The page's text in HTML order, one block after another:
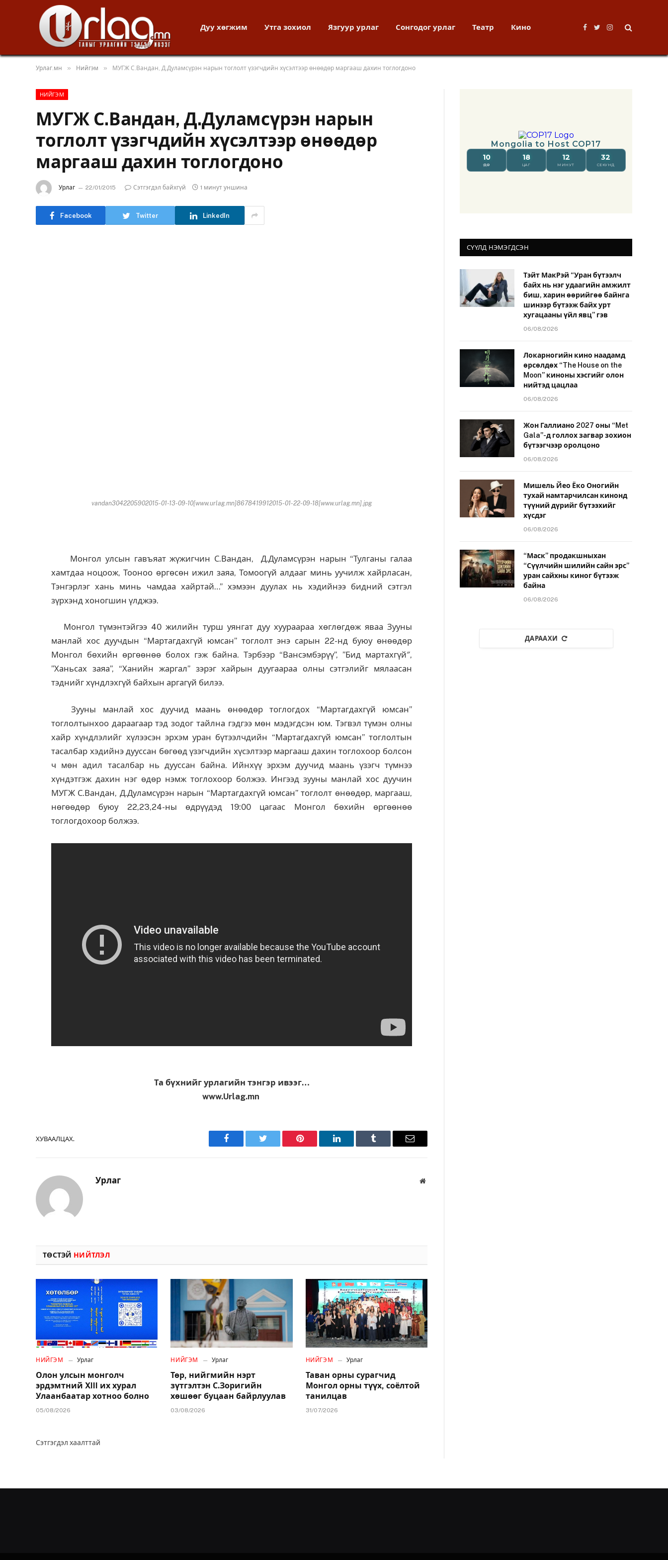
Дуу хөгжим Утга зохиол Язгуур урлаг Сонгодог урлаг Театр Кино
Facebook
TwitterInstagram
Урлаг.мн » Нийгэм » МУГЖ С.Вандан, Д.Дуламсүрэн нарын тоглолт үзэгчдийн хүсэлтээр өнөөдөр маргааш дахин тоглогдоно
НИЙГЭМ
МУГЖ С.Вандан, Д.Дуламсүрэн нарын
тоглолт үзэгчдийн хүсэлтээр өнөөдөр
маргааш дахин тоглогдоно
Урлаг 22/01/2015 Сэтгэгдэл байхгүй 1 минут уншина
Facebook Twitter LinkedIn
vandan3042205902015-01-13-09-10[www.urlag.mn]8678419912015-01-22-09-18[www.urlag.mn].jpg
Монгол улсын гавъяат жүжигчин С.Вандан, Д.Дуламсүрэн нарын “Тулганы галаа
хамтдаа ноцоож, Тооноо өргөсөн ижил заяа, Томоогүй алдааг минь уучилж хайрласан,
Тэнгэрлэг хань минь чамдаа хайртай…” хэмээн дуулах нь хэдийнээ бидний сэтгэл
зүрхэнд хоногшин үлджээ.
Монгол түмэнтэйгээ 40 жилийн турш уянгат дуу хуураараа хөглөгдөж яваа Зууны
манлай хос дуучдын “Мартагдахгүй юмсан” тоглолт энэ сарын 22-нд буюу өнөөдөр
Монгол бөхийн өргөөнөө болох гэж байна. Тэрбээр “Вансэмбэрүү”, ”Бид мартахгүй″,
”Ханьсах заяа”, “Ханийн жаргал” зэрэг хайрын дуугаараа олны сэтгэлийг мялаасан
тэднийг хүндлэхгүй байхын аргагүй билээ.
Зууны манлай хос дуучид маань өнөөдөр тоглогдох “Мартагдахгүй юмсан”
тоглолтынхоо дараагаар тэд зодог тайлна гэдгээ мөн мэдэгдсэн юм. Тэгвэл түмэн олны
хайр хүндлэлийг хүлээсэн эрхэм уран бүтээлчдийн “Мартагдахгүй юмсан” тоглолтын
тасалбар хэдийнэ дууссан бөгөөд үзэгчдийн хүсэлтээр маргааш дахин тоглохоор болсон
ч мөн адил тасалбар нь дууссан байна. Ийнхүү эрхэм дуучид маань үзэгч түмнээ
хүндэтгэж дахин нэг өдөр нэмж тоглохоор болжээ. Ингээд зууны манлай хос дуучин
МУГЖ С.Вандан, Д.Дуламсүрэн нарын “Мартагдахгүй юмсан” тоглолт өнөөдөр, маргааш,
нөгөөдөр буюу 22,23,24-ны өдрүүдэд 19:00 цагаас Монгол бөхийн өргөөнөө
тоглогдохоор болжээ.
Та бүхнийг урлагийн тэнгэр ивээг…
www.Urlag.mn
ХУВААЛЦАХ.
Facebook Twitter Pinterest LinkedIn Tumblr Имэйл
Урлаг Вэбсайт
ТӨСТЭЙ НИЙТЛЭЛ
НИЙГЭМ Урлаг
Олон улсын монголч
эрдэмтний XIII их хурал
Улаанбаатар хотноо болно
05/08/2026
НИЙГЭМ Урлаг
Төр, нийгмийн нэрт
зүтгэлтэн С.Зоригийн
хөшөөг буцаан байрлуулав
03/08/2026
НИЙГЭМ Урлаг
Таван орны сурагчид
Монгол орны түүх, соёлтой
танилцав
31/07/2026
Сэтгэгдэл хаалттай
СҮҮЛД НЭМЭГДСЭН
Тэйт МакРэй “Уран бүтээлч
байх нь нэг удаагийн амжилт
биш, харин өөрийгөө байнга
шинээр бүтээж байх урт
хугацааны үйл явц” гэв
06/08/2026
Локарногийн кино наадамд
өрсөлдөх “The House on the
Moon” киноны хэсгийг олон
нийтэд цацлаа
06/08/2026
Жон Галлиано 2027 оны “Met
Gala”-д голлох загвар зохион
бүтээгчээр оролцоно
06/08/2026
Мишель Йео Ёко Оногийн
тухай намтарчилсан кинонд
түүний дүрийг бүтээхийг
хүсдэг
06/08/2026
“Маск” продакшныхан
“Сүүлчийн шилийн сайн эрс”
уран сайхны киног бүтээж
байна
06/08/2026
ДАРААХИ